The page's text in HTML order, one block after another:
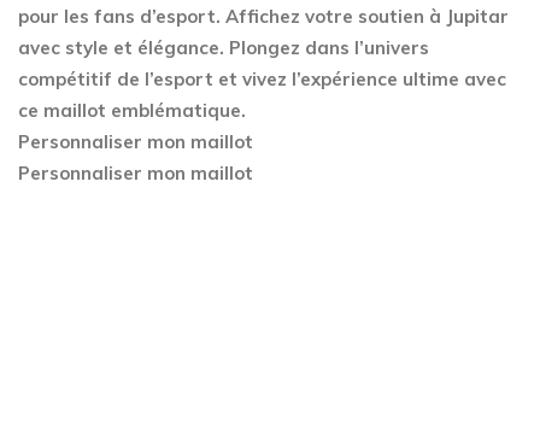
pour les fans d’esport. Affichez votre soutien à Jupitar
avec style et élégance. Plongez dans l’univers
compétitif de l’esport et vivez l’expérience ultime avec
ce maillot emblématique.
Personnaliser mon maillot
Personnaliser mon maillot